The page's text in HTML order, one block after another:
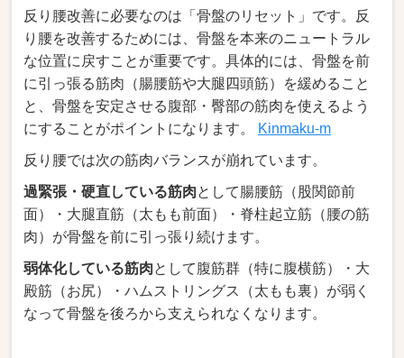
反り腰改善に必要なのは「骨盤のリセット」です。反
り腰を改善するためには、骨盤を本来のニュートラル
な位置に戻すことが重要です。具体的には、骨盤を前
に引っ張る筋肉（腸腰筋や大腿四頭筋）を緩めること
と、骨盤を安定させる腹部・臀部の筋肉を使えるよう
にすることがポイントになります。
Kinmaku-m
反り腰では次の筋肉バランスが崩れています。
過緊張・硬直している筋肉として腸腰筋（股関節前
面）・大腿直筋（太もも前面）・脊柱起立筋（腰の筋
肉）が骨盤を前に引っ張り続けます。
弱体化している筋肉として腹筋群（特に腹横筋）・大
殿筋（お尻）・ハムストリングス（太もも裏）が弱く
なって骨盤を後ろから支えられなくなります。